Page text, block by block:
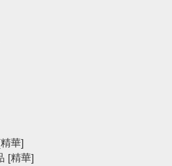
華]
[精華]